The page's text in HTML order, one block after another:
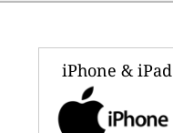
iPhone & iPad